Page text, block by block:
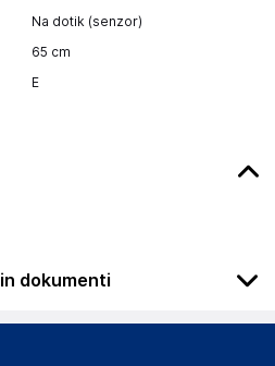
Na dotik (senzor)
65 cm
E
dokumenti